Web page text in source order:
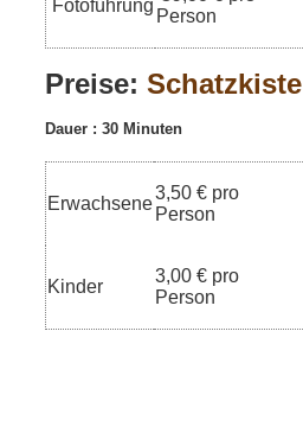
Fotoführung
Person
Preise: Schatzkiste
Dauer : 30 Minuten
Erwachsene
3,50 € pro
Person
Kinder
3,00 € pro
Person